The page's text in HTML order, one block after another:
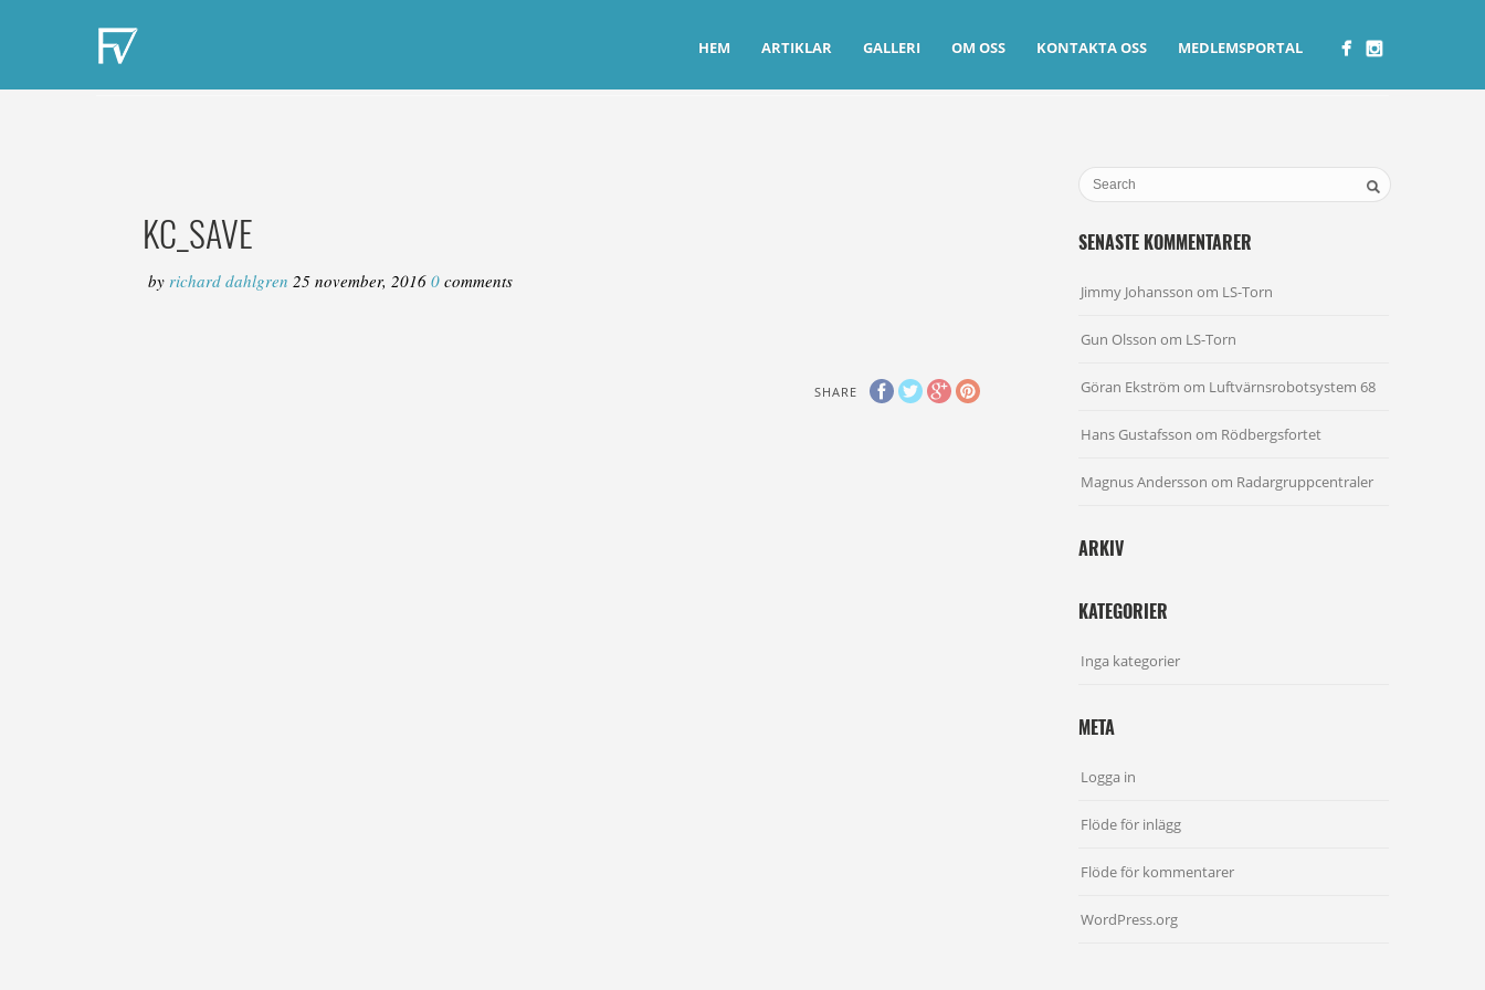
HEM ARTIKLAR GALLERI OM OSS KONTAKTA OSS MEDLEMSPORTAL
KC_SAVE
byrichard dahlgren25 november, 2016 0comments
SHARE
SENASTE KOMMENTARER
Jimmy Johansson om LS-Torn
Gun Olsson om LS-Torn
Göran Ekström om Luftvärnsrobotsystem 68
Hans Gustafsson om Rödbergsfortet
Magnus Andersson om Radargruppcentraler
ARKIV
KATEGORIER
Inga kategorier
META
Logga in
Flöde för inlägg
Flöde för kommentarer
WordPress.org